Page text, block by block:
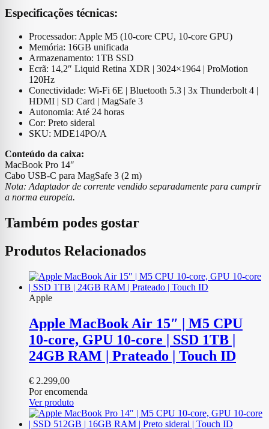
Especificações técnicas:
Processador: Apple M5 (10‑core CPU, 10‑core GPU)
Memória: 16GB unificada
Armazenamento: 1TB SSD
Ecrã: 14,2″ Liquid Retina XDR | 3024×1964 | ProMotion
120Hz
Conectividade: Wi-Fi 6E | Bluetooth 5.3 | 3x Thunderbolt 4 |
HDMI | SD Card | MagSafe 3
Autonomia: Até 24 horas
Cor: Preto sideral
SKU: MDE14PO/A
Conteúdo da caixa:
MacBook Pro 14″
Cabo USB-C para MagSafe 3 (2 m)
Nota: Adaptador de corrente vendido separadamente para cumprir
a norma europeia.
Também podes gostar
Produtos Relacionados
Apple
Apple MacBook Air 15″ | M5 CPU
10‑core, GPU 10‑core | SSD 1TB |
24GB RAM | Prateado | Touch ID
€ 2.299,00
Por encomenda
Ver produto